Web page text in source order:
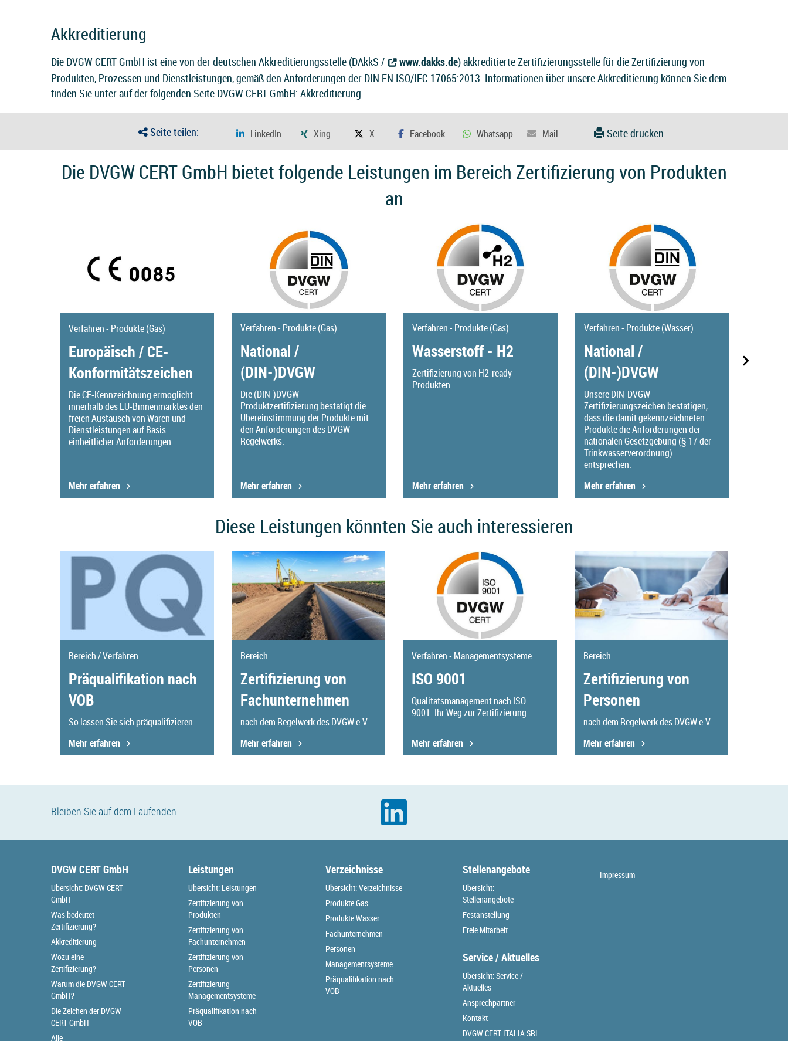
Akkreditierung
Die DVGW CERT GmbH ist eine von der deutschen Akkreditierungsstelle (DAkkS / www.dakks.de) akkreditierte Zertifizierungsstelle für dieZertifizierung von
Produkten, Prozessen und Dienstleistungen, gemäß den Anforderungen der DIN EN ISO/IEC 17065:2013. Informationen über unsere Akkreditierung können Sie dem
finden Sie unter auf der folgenden Seite DVGW CERT GmbH: Akkreditierung
Seite teilen: Seite drucken
Die DVGW CERT GmbH bietet folgende Leistungen im Bereich Zertifizierung von Produkten
an
Verfahren - Produkte (Gas)
Europäisch / CE-
Konformitätszeichen
Die CE-Kennzeichnung ermöglicht
innerhalb des EU-Binnenmarktes den
freien Austausch von Waren und
Dienstleistungen auf Basis
einheitlicher Anforderungen.
Mehr erfahren
Verfahren - Produkte (Gas)
National /
(DIN-)DVGW
Die (DIN-)DVGW-
Produktzertifizierung bestätigt die
Übereinstimmung der Produkte mit
den Anforderungen des DVGW-
Regelwerks.
Mehr erfahren
Verfahren - Produkte (Gas)
Wasserstoff - H2
Zertifizierung von H2-ready-
Produkten.
Mehr erfahren
Verfahren - Produkte (Wasser)
National /
(DIN-)DVGW
Unsere DIN-DVGW-
Zertifizierungszeichen bestätigen,
dass die damit gekennzeichneten
Produkte die Anforderungen der
nationalen Gesetzgebung (§ 17 der
Trinkwasserverordnung)
entsprechen.
Mehr erfahren
Diese Leistungen könnten Sie auch interessieren
Bereich / Verfahren
Präqualifikation nach
VOB
So lassen Sie sich präqualifizieren
Mehr erfahren
Bereich
Zertifizierung von
Fachunternehmen
nach dem Regelwerk des DVGW e.V.
Mehr erfahren
Verfahren - Managementsysteme
ISO 9001
Qualitätsmanagement nach ISO
9001. Ihr Weg zur Zertifizierung.
Mehr erfahren
Bereich
Zertifizierung von
Personen
nach dem Regelwerk des DVGW e.V.
Mehr erfahren
Bleiben Sie auf dem Laufenden
DVGW CERT GmbH
Übersicht: DVGW CERT
GmbH
Was bedeutet
Zertifizierung?
Akkreditierung
Wozu eine
Zertifizierung?
Warum die DVGW CERT
GmbH?
Die Zeichen der DVGW
CERT GmbH
Alle
Leistungen
Übersicht: Leistungen
Zertifizierung von
Produkten
Zertifizierung von
Fachunternehmen
Zertifizierung von
Personen
Zertifizierung
Managementsysteme
Präqualifikation nach
VOB
Verzeichnisse
Übersicht: Verzeichnisse
Produkte Gas
Produkte Wasser
Fachunternehmen
Personen
Managementsysteme
Präqualifikation nach
VOB
Stellenangebote
Übersicht:
Stellenangebote
Festanstellung
Freie Mitarbeit
Service / Aktuelles
Übersicht: Service /
Aktuelles
Ansprechpartner
Kontakt
DVGW CERT ITALIA SRL
Impressum